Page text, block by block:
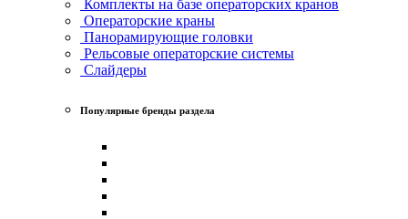
Комплекты на базе операторских кранов
Операторские краны
Панорамирующие головки
Рельсовые операторские системы
Слайдеры
Популярные бренды раздела